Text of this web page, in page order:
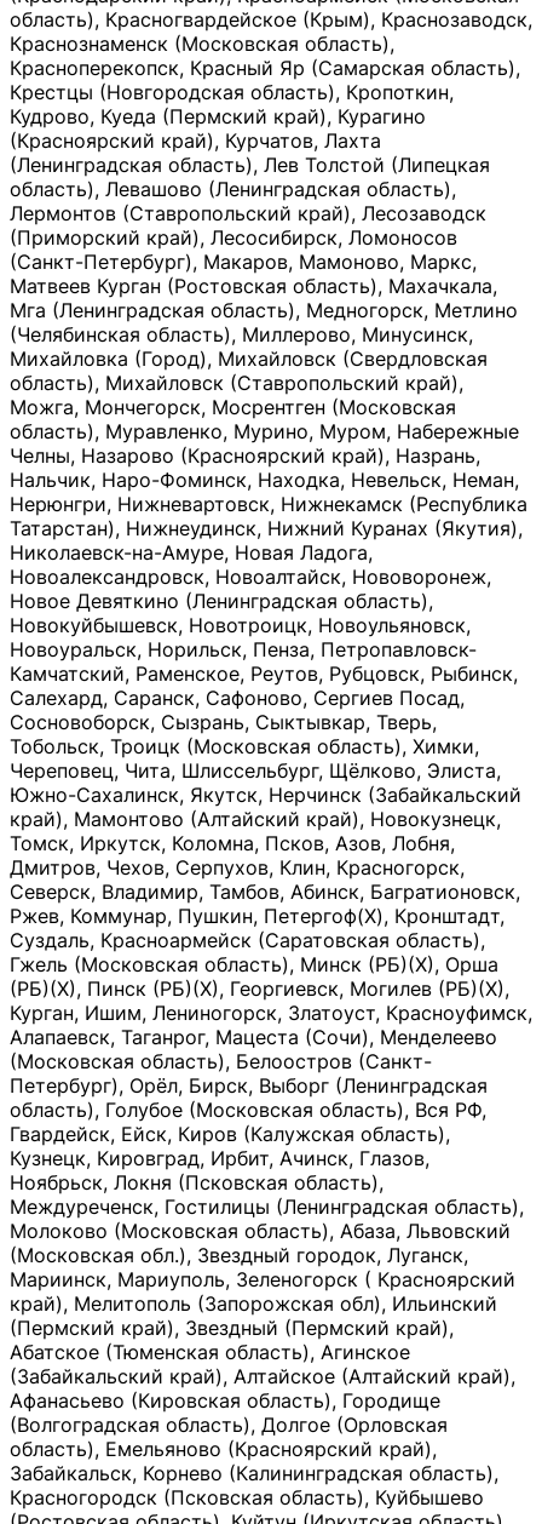
область), Красногвардейское (Крым), Краснозаводск,
Краснознаменск (Московская область),
Красноперекопск, Красный Яр (Самарская область),
Крестцы (Новгородская область), Кропоткин,
Кудрово, Куеда (Пермский край), Курагино
(Красноярский край), Курчатов, Лахта
(Ленинградская область), Лев Толстой (Липецкая
область), Левашово (Ленинградская область),
Лермонтов (Ставропольский край), Лесозаводск
(Приморский край), Лесосибирск, Ломоносов
(Санкт-Петербург), Макаров, Мамоново, Маркс,
Матвеев Курган (Ростовская область), Махачкала,
Мга (Ленинградская область), Медногорск, Метлино
(Челябинская область), Миллерово, Минусинск,
Михайловка (Город), Михайловск (Свердловская
область), Михайловск (Ставропольский край),
Можга, Мончегорск, Мосрентген (Московская
область), Муравленко, Мурино, Муром, Набережные
Челны, Назарово (Красноярский край), Назрань,
Нальчик, Наро-Фоминск, Находка, Невельск, Неман,
Нерюнгри, Нижневартовск, Нижнекамск (Республика
Татарстан), Нижнеудинск, Нижний Куранах (Якутия),
Николаевск-на-Амуре, Новая Ладога,
Новоалександровск, Новоалтайск, Нововоронеж,
Новое Девяткино (Ленинградская область),
Новокуйбышевск, Новотроицк, Новоульяновск,
Новоуральск, Норильск, Пенза, Петропавловск-
Камчатский, Раменское, Реутов, Рубцовск, Рыбинск,
Салехард, Саранск, Сафоново, Сергиев Посад,
Сосновоборск, Сызрань, Сыктывкар, Тверь,
Тобольск, Троицк (Московская область), Химки,
Череповец, Чита, Шлиссельбург, Щёлково, Элиста,
Южно-Сахалинск, Якутск, Нерчинск (Забайкальский
край), Мамонтово (Алтайский край), Новокузнецк,
Томск, Иркутск, Коломна, Псков, Азов, Лобня,
Дмитров, Чехов, Серпухов, Клин, Красногорск,
Северск, Владимир, Тамбов, Абинск, Багратионовск,
Ржев, Коммунар, Пушкин, Петергоф(Х), Кронштадт,
Суздаль, Красноармейск (Саратовская область),
Гжель (Московская область), Минск (РБ)(Х), Орша
(РБ)(Х), Пинск (РБ)(Х), Георгиевск, Могилев (РБ)(Х),
Курган, Ишим, Лениногорск, Златоуст, Красноуфимск,
Алапаевск, Таганрог, Мацеста (Сочи), Менделеево
(Московская область), Белоостров (Санкт-
Петербург), Орёл, Бирск, Выборг (Ленинградская
область), Голубое (Московская область), Вся РФ,
Гвардейск, Ейск, Киров (Калужская область),
Кузнецк, Кировград, Ирбит, Ачинск, Глазов,
Ноябрьск, Локня (Псковская область),
Междуреченск, Гостилицы (Ленинградская область),
Молоково (Московская область), Абаза, Львовский
(Московская обл.), Звездный городок, Луганск,
Мариинск, Мариуполь, Зеленогорск ( Красноярский
край), Мелитополь (Запорожская обл), Ильинский
(Пермский край), Звездный (Пермский край),
Абатское (Тюменская область), Агинское
(Забайкальский край), Алтайское (Алтайский край),
Афанасьево (Кировская область), Городище
(Волгоградская область), Долгое (Орловская
область), Емельяново (Красноярский край),
Забайкальск, Корнево (Калининградская область),
Красногородск (Псковская область), Куйбышево